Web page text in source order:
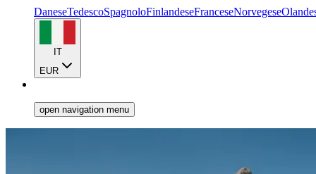
DaneseTedescoSpagnoloFinlandeseFranceseNorvegese
IT
EUR
open navigation menu